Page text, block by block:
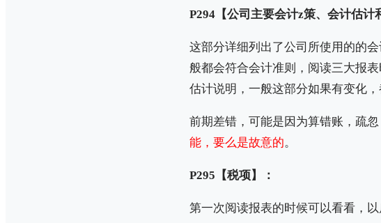
P294【公司主要会计z策、会计估计
这部分详细列出了公司所使用的的
般都会符合会计准则，阅读三大报
估计说明，一般这部分如果有变化
前期差错，可能是因为算错账，疏忽
能，要么是故意的。
P295【税项】：
第一次阅读报表的时候可以看看，